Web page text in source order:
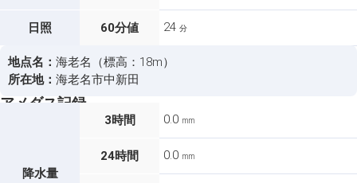
日照 60分値 24 分
地点名： 海老名（標高：18m）
所在地： 海老名市中新田
アメダス記録
降水量
3時間 0.0 mm
24時間 0.0 mm